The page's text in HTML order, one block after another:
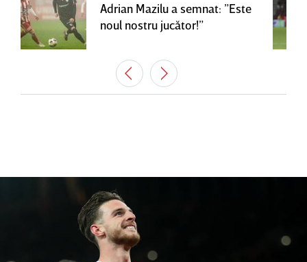
Adrian Mazilu a semnat: ”Este
noul nostru jucător!”